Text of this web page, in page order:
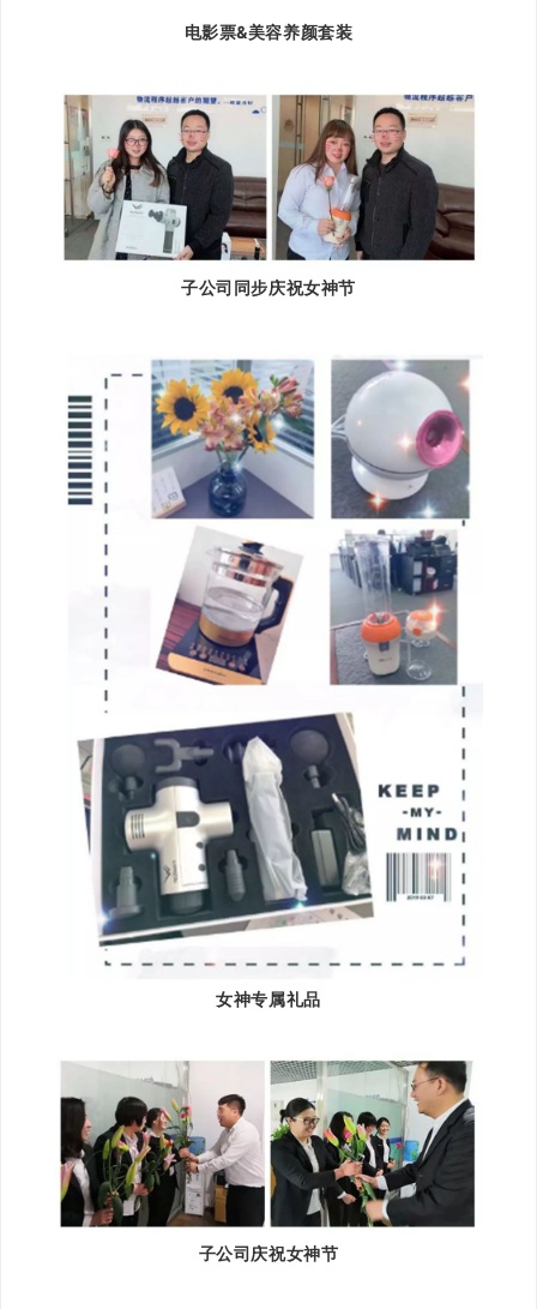
电影票&美容养颜套装
子公司同步庆祝女神节
女神专属礼品
子公司庆祝女神节